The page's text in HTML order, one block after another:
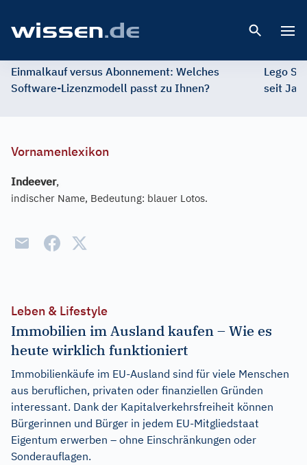
Einmalkauf versus Abonnement: Welches
Software-Lizenzmodell passt zu Ihnen?
Lego
seit
Vornamenlexikon
Indeever,
indischer Name, Bedeutung: blauer Lotos.
Leben & Lifestyle
Immobilien im Ausland kaufen – Wie es
heute wirklich funktioniert
Immobilienkäufe im EU-Ausland sind für viele Menschen
aus beruflichen, privaten oder finanziellen Gründen
interessant. Dank der Kapitalverkehrsfreiheit können
Bürgerinnen und Bürger in jedem EU-Mitgliedstaat
Eigentum erwerben – ohne Einschränkungen oder
Sonderauflagen.